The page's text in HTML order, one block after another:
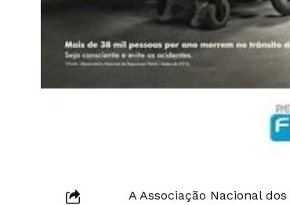
A Associação Nacional